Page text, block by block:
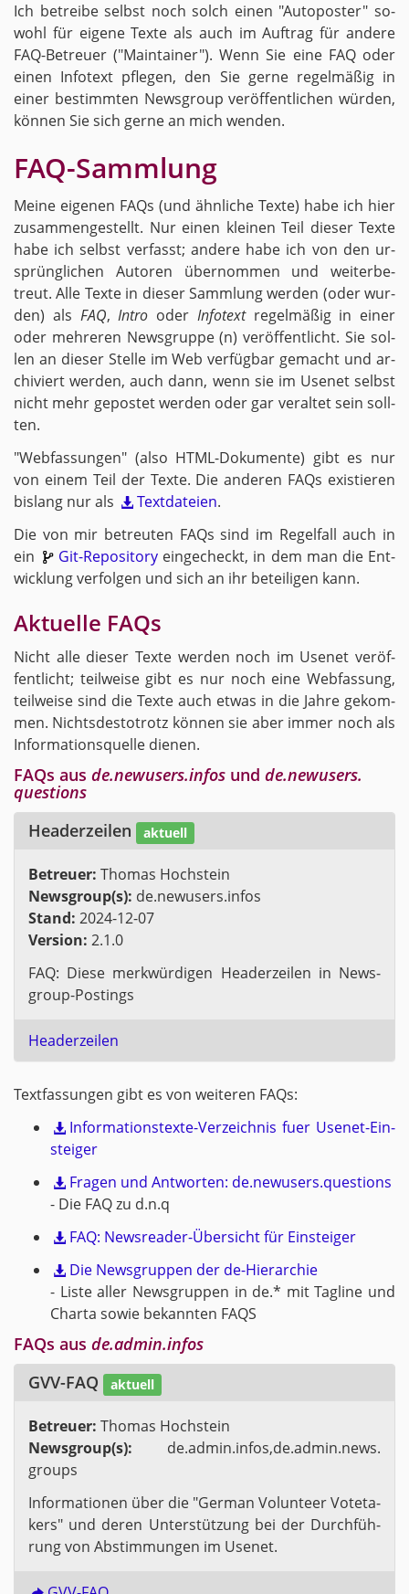
Ich be­trei­be selbst noch solch einen "Au­to­pos­ter" so­
wohl für ei­ge­ne Texte als auch im Auf­trag für an­de­re
FAQ-Be­treu­er ("Main­tai­ner"). Wenn Sie eine FAQ oder
einen In­fo­text pfle­gen, den Sie gerne re­gel­mä­ßig in
einer be­stimm­ten News­group ver­öf­fent­li­chen wür­den,
kön­nen Sie sich gerne an mich wen­den.
FAQ-Samm­lung
Meine ei­ge­nen FAQs (und ähn­li­che Texte) habe ich hier
zu­sam­men­ge­stellt. Nur einen klei­nen Teil die­ser Texte
habe ich selbst ver­fasst; an­de­re habe ich von den ur­
sprüng­li­chen Au­to­ren über­nom­men und wei­ter­be­
treut. Alle Texte in die­ser Samm­lung wer­den (oder wur­
den) als FAQ,Intro oder In­fo­textre­gel­mä­ßig in einer
oder meh­re­ren News­grup­pe (n) ver­öf­fent­licht. Sie sol­
len an die­ser Stel­le im Web ver­füg­bar ge­macht und ar­
chi­viert wer­den, auch dann, wenn sie im Use­net selbst
nicht mehr ge­pos­tet wer­den oder gar ver­al­tet sein soll­
ten.
"Web­fas­sun­gen" (also HTML-Do­ku­men­te) gibt es nur
von einem Teil der Texte. Die an­de­ren FAQs exis­tie­ren
bis­lang nur als
Text­da­tei­en.
Die von mir be­treu­ten FAQs sind im Re­gel­fall auch in
ein
Git-Re­po­si­to­ry ein­ge­checkt, in dem man die Ent­
wick­lung ver­fol­gen und sich an ihr be­tei­li­gen kann.
Ak­tu­el­le FAQs
Nicht alle die­ser Texte wer­den noch im Use­net ver­öf­
fent­licht; teil­wei­se gibt es nur noch eine Web­fas­sung,
teil­wei­se sind die Texte auch etwas in die Jahre ge­kom­
men. Nichts­des­to­trotz kön­nen sie aber immer noch als
In­for­ma­ti­ons­quel­le die­nen.
FAQs aus de.​newusers.​infos und de.​newusers.​
questions
Hea­der­zei­len
ak­tu­ell
Be­treu­er: Tho­mas Hoch­stein
News­group(s): de.​newusers.​infos
Stand: 2024-12-07
Ver­si­on: 2.1.0
FAQ: Diese merk­wür­di­gen Hea­der­zei­len in News­
group-Pos­tings
Hea­der­zei­len
Text­fas­sun­gen gibt es von wei­te­ren FAQs:
In­for­ma­ti­ons­tex­te-Ver­zeich­nis fuer Use­net-Ein­
stei­ger
Fra­gen und Ant­wor­ten: de.​newusers.​questions
- Die FAQ zu d.n.q
FAQ: News­re­a­der-Über­sicht für Ein­stei­ger
Die News­grup­pen der de-Hier­ar­chie
- Liste aller News­grup­pen in de.* mit Tag­li­ne und
Char­ta sowie be­kann­ten FAQS
FAQs aus de.​admin.​infos
GVV-FAQ
ak­tu­ell
Be­treu­er: Tho­mas Hoch­stein
News­group(s): de.​admin.​infos,de.​admin.​news.​
groups
In­for­ma­tio­nen über die "Ger­man Vol­un­te­er Vo­te­ta­
kers" und deren Un­ter­stüt­zung bei der Durch­füh­
rung von Ab­stim­mun­gen im Use­net.